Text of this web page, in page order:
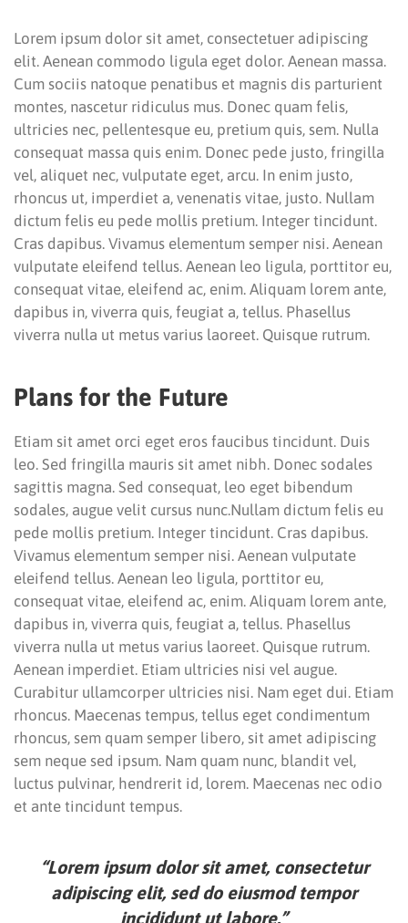
Lorem ipsum dolor sit amet, consectetuer adipiscing
elit. Aenean commodo ligula eget dolor. Aenean massa.
Cum sociis natoque penatibus et magnis dis parturient
montes, nascetur ridiculus mus. Donec quam felis,
ultricies nec, pellentesque eu, pretium quis, sem. Nulla
consequat massa quis enim. Donec pede justo, fringilla
vel, aliquet nec, vulputate eget, arcu. In enim justo,
rhoncus ut, imperdiet a, venenatis vitae, justo. Nullam
dictum felis eu pede mollis pretium. Integer tincidunt.
Cras dapibus. Vivamus elementum semper nisi. Aenean
vulputate eleifend tellus. Aenean leo ligula, porttitor eu,
consequat vitae, eleifend ac, enim. Aliquam lorem ante,
dapibus in, viverra quis, feugiat a, tellus. Phasellus
viverra nulla ut metus varius laoreet. Quisque rutrum.
Plans for the Future
Etiam sit amet orci eget eros faucibus tincidunt. Duis
leo. Sed fringilla mauris sit amet nibh. Donec sodales
sagittis magna. Sed consequat, leo eget bibendum
sodales, augue velit cursus nunc.Nullam dictum felis eu
pede mollis pretium. Integer tincidunt. Cras dapibus.
Vivamus elementum semper nisi. Aenean vulputate
eleifend tellus. Aenean leo ligula, porttitor eu,
consequat vitae, eleifend ac, enim. Aliquam lorem ante,
dapibus in, viverra quis, feugiat a, tellus. Phasellus
viverra nulla ut metus varius laoreet. Quisque rutrum.
Aenean imperdiet. Etiam ultricies nisi vel augue.
Curabitur ullamcorper ultricies nisi. Nam eget dui. Etiam
rhoncus. Maecenas tempus, tellus eget condimentum
rhoncus, sem quam semper libero, sit amet adipiscing
sem neque sed ipsum. Nam quam nunc, blandit vel,
luctus pulvinar, hendrerit id, lorem. Maecenas nec odio
et ante tincidunt tempus.
“Lorem ipsum dolor sit amet, consectetur
adipiscing elit, sed do eiusmod tempor
incididunt ut labore.”